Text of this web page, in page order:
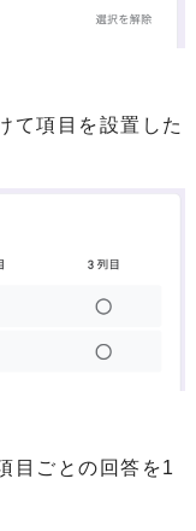
て項目を設置した
目ごとの回答を1